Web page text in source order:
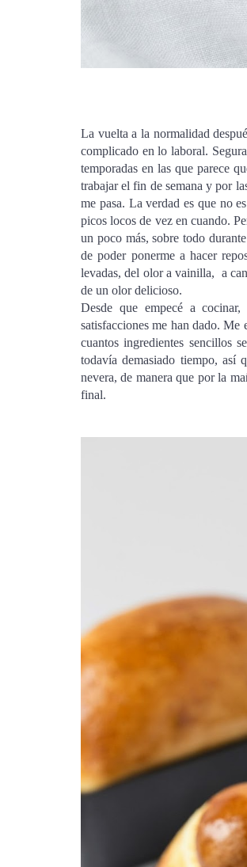
La vuelta a la normalidad
complicado en lo laboral.
temporadas en las que parece
trabajar el fin de semana y por
me pasa. La verdad es que no
picos locos de vez en cuando.
un poco más, sobre todo
de poder ponerme a hacer
levadas, del olor a vainilla, a
de un olor delicioso.
Desde que empecé a
satisfacciones me han dado. Me
cuantos ingredientes sencillos
todavía demasiado tiempo, así
nevera, de manera que por la
final.